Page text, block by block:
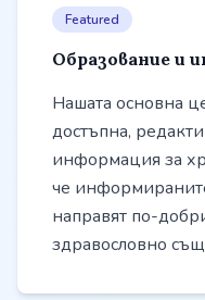
Featured
Образование и
Нашата основна
достъпна,
информация за
че
направят по-
здравословно